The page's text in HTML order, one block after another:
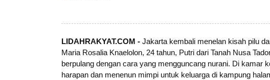
LIDAHRAKYAT.COM - Jakarta kembali menelan kisah pilu
Maria Rosalia Knaelolon, 24 tahun, Putri dari Tanah Nusa
berpulang dengan cara yang mengguncang nurani. Di kamar
harapan dan menenun mimpi untuk keluarga di kampung